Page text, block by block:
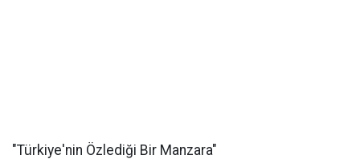
​"Türkiye'nin Özlediği Bir Manzara"